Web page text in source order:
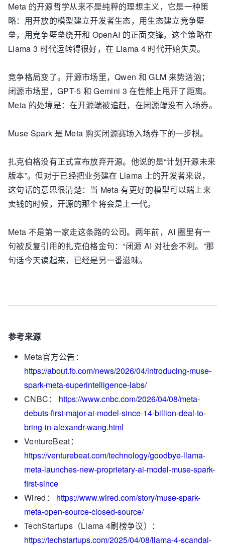
Meta 的开源哲学从来不是纯粹的理想主义，它是一种策
略：用开放的模型建立开发者生态，用生态建立竞争壁
垒，用竞争壁垒绕开和 OpenAI 的正面交锋。这个策略在
Llama 3 时代运转得很好，在 Llama 4 时代开始失灵。
竞争格局变了。开源市场里，Qwen 和 GLM 来势汹汹；
闭源市场里，GPT-5 和 Gemini 3 在性能上甩开了距离。
Meta 的处境是：在开源端被追赶，在闭源端没有入场券。
Muse Spark 是 Meta 购买闭源赛场入场券下的一步棋。
扎克伯格没有正式宣布放弃开源。他说的是“计划开源未来
版本”。但对于已经把业务建在 Llama 上的开发者来说，
这句话的意思很清楚：当 Meta 有更好的模型可以端上来
卖钱的时候，开源的那个将会是上一代。
Meta 不是第一家走这条路的公司。两年前，AI 圈里有一
句被反复引用的扎克伯格金句：“闭源 AI 对社会不利。”那
句话今天读起来，已经是另一番滋味。
参考来源
Meta官方公告：
https://about.fb.com/news/2026/04/introducing-muse-
spark-meta-superintelligence-labs/
CNBC： https://www.cnbc.com/2026/04/08/meta-
debuts-first-major-ai-model-since-14-billion-deal-to-
bring-in-alexandr-wang.html
VentureBeat：
https://venturebeat.com/technology/goodbye-llama-
meta-launches-new-proprietary-ai-model-muse-spark-
first-since
Wired： https://www.wired.com/story/muse-spark-
meta-open-source-closed-source/
TechStartups（Llama 4刷榜争议）：
https://techstartups.com/2025/04/08/llama-4-scandal-